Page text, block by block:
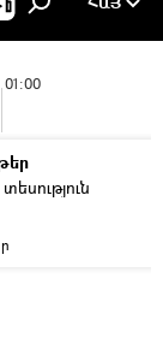
01:00